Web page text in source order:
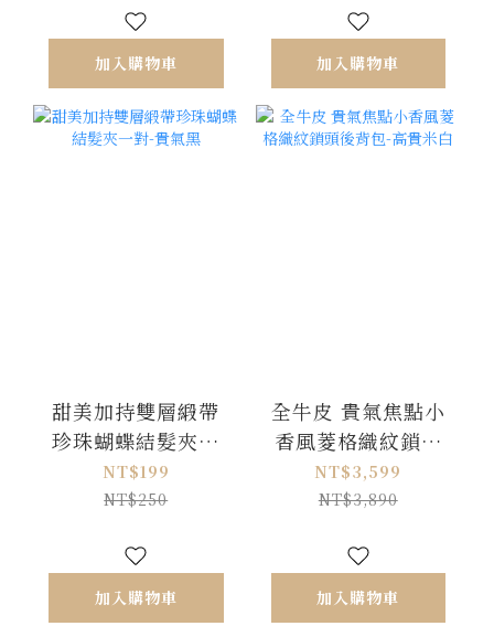
加入購物車 加入購物車
甜美加持雙層緞帶
珍珠蝴蝶結髮夾一
對-貴氣黑
NT$199
NT$250
加入購物車
全牛皮 貴氣焦點小
香風菱格織紋鎖頭
後背包-高貴米白
NT$3,599
NT$3,890
加入購物車